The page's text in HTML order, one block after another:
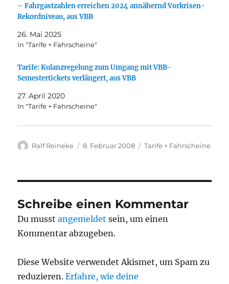
– Fahrgastzahlen erreichen 2024 annähernd Vorkrisen-
Rekordniveau, aus VBB
26. Mai 2025
In "Tarife + Fahrscheine"
Tarife: Kulanzregelung zum Umgang mit VBB-
Semestertickets verlängert, aus VBB
27. April 2020
In "Tarife + Fahrscheine"
Autor
Ralf Reineke
Veröffentlicht
8. Februar 2008 Kategorien
Tarife + Fahrscheine
Schreibe einen Kommentar
Du musstangemeldet sein, um einen
Kommentar abzugeben.
Diese Website verwendet Akismet, um Spam zu
reduzieren.Erfahre, wie deine